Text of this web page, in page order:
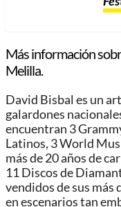
Más información
Melilla.
David Bisbal es un
galardones
encuentran 3
Latinos, 3 World
más de 20 años de
11 Discos de
vendidos de sus más
en escenarios tan